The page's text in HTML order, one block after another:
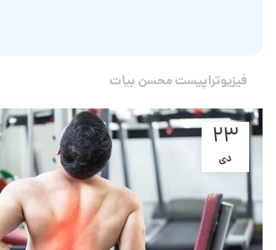
فیزیوتراپیست محسن بیات
۲۳
دی